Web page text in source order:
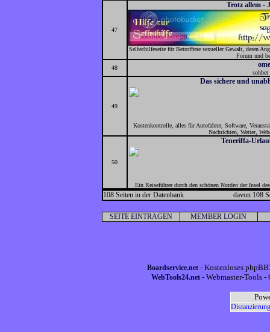
47
Trotz allem -
Selbsthilfeseite für Betroffene sexueller Gewalt, deren
Forum und
48
49
Das sichere und
Kostenkontrolle, alles für Autofahrer, Software,
Nachrichten, Wetter,
50
Teneriffa-
Ein Reiseführer durch den schönen Norden der Insel
108 Seiten in der Datenbank davon 108
SEITE EINTRAGEN MEMBER LOGIN
Boardservice.net- Kostenloses
WebTools24.net- Webmaster-Tools -